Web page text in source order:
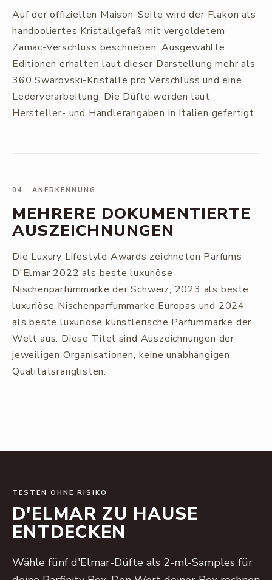
Auf der offiziellen Maison-Seite wird der Flakon als
handpoliertes Kristallgefäß mit vergoldetem
Zamac-Verschluss beschrieben. Ausgewählte
Editionen erhalten laut dieser Darstellung mehr als
360 Swarovski-Kristalle pro Verschluss und eine
Lederverarbeitung. Die Düfte werden laut
Hersteller- und Händlerangaben in Italien gefertigt.
04 · ANERKENNUNG
MEHRERE DOKUMENTIERTE
AUSZEICHNUNGEN
Die Luxury Lifestyle Awards zeichneten Parfums
D'Elmar 2022 als beste luxuriöse
Nischenparfummarke der Schweiz, 2023 als beste
luxuriöse Nischenparfummarke Europas und 2024
als beste luxuriöse künstlerische Parfummarke der
Welt aus. Diese Titel sind Auszeichnungen der
jeweiligen Organisationen, keine unabhängigen
Qualitätsranglisten.
TESTEN OHNE RISIKO
D'ELMAR ZU HAUSE
ENTDECKEN
Wähle fünf d'Elmar-Düfte als 2-ml-Samples für